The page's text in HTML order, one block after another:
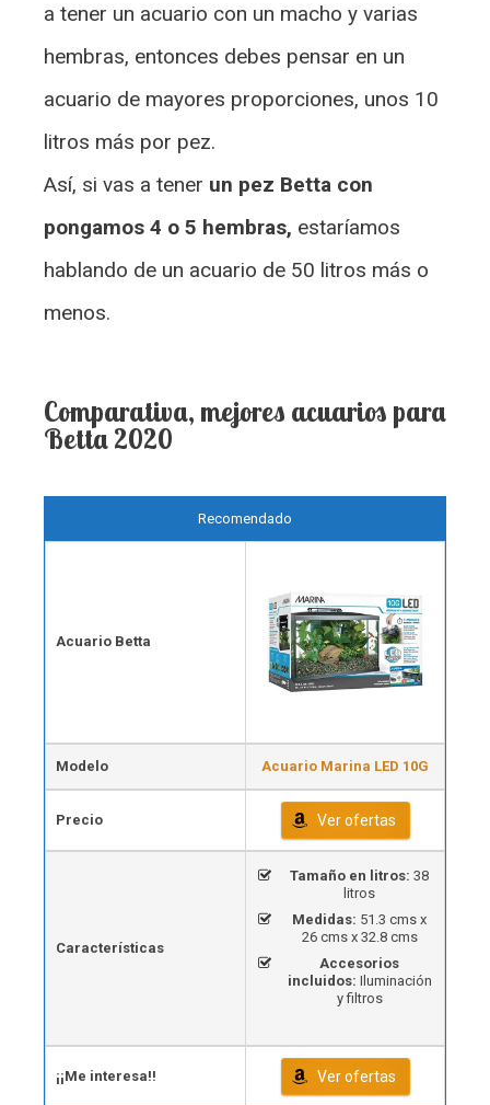
a tener un acuario con un macho y varias
hembras, entonces debes pensar en un
acuario de mayores proporciones, unos 10
litros más por pez.
Así, si vas a tener un pez Betta con
pongamos 4 o 5 hembras, estaríamos
hablando de un acuario de 50 litros más o
menos.
Comparativa, mejores acuarios para
Betta 2020
Recomendado
Acuario Betta
Modelo Acuario Marina LED 10G
Precio Ver ofertas
Características
Tamaño en litros: 38
litros
Medidas: 51.3 cms x
26 cms x 32.8 cms
Accesorios
incluidos: Iluminación
y filtros
¡¡Me interesa!! Ver ofertas